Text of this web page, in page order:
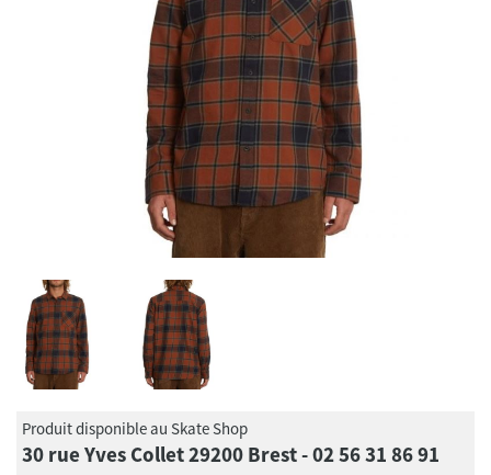
Produit disponible au Skate Shop
30 rue Yves Collet 29200 Brest - 02 56 31 86 91